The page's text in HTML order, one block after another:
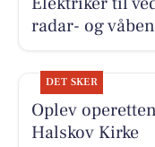
radar- og
DET SKER
Oplev
Halskov Kirke